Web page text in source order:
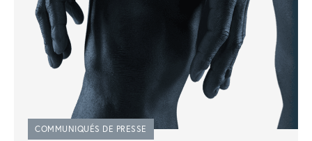
COMMUNIQUÉS DE PRESSE